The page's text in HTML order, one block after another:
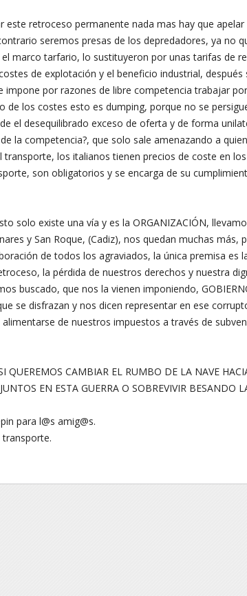
este retroceso permanente nada mas hay que apelar
seremos presas de los depredadores, ya no
marco tarfario, lo sustituyeron por unas tarifas de
de explotación y el beneficio industrial, después
impone por razones de libre competencia trabajar
de los costes esto es dumping, porque no se
el desequilibrado exceso de oferta y de forma
la competencia?, que solo sale amenazando a
transporte, los italianos tienen precios de coste en
son obligatorios y se encarga de su
solo existe una vía y es la ORGANIZACIÓN,
y San Roque, (Cadiz), nos quedan muchas más,
de todos los agraviados, la única premisa es
la pérdida de nuestros derechos y nuestra
buscado, que nos la vienen imponiendo,
se disfrazan y nos dicen representar en ese
de nuestros impuestos a través de
QUEREMOS CAMBIAR EL RUMBO DE LA NAVE
EN ESTA GUERRA O SOBREVIVIR BESANDO
para l@s amig@s.
transporte.